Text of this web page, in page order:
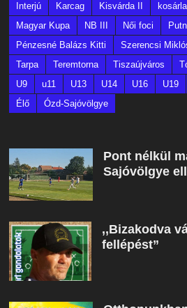
Interjú
Karcag Kisvárda II
Magyar Kupa
NB III Női foci
Pénzesné Balázs Kitti
Szerencsi
Tarpa
Teremtorna Tiszaújváros
U9
u11 U13 U14 U16 U19
Élő
Ózd-Sajóvölgye
Pont nélkül
Sajóvölgye
,,Bizakodva
fellépést”